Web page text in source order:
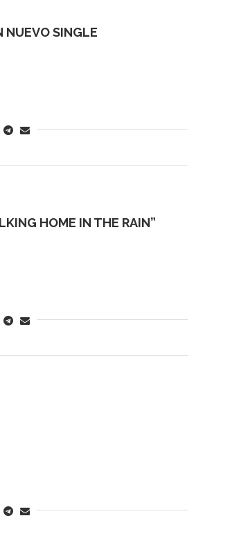
NUEVO SINGLE
HOME IN THE RAIN”